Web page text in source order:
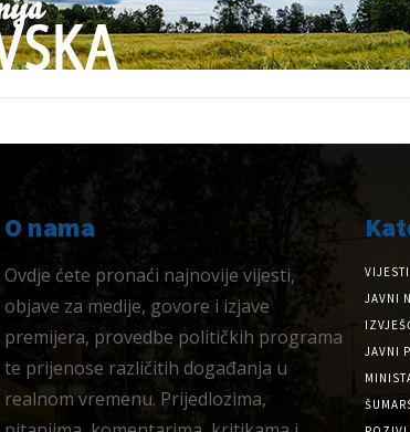
O nama
Ovdje ćete pronaći najnovije vijesti,
objave za medije, govore i izjave
premijera, provedbe političkih programa
te prijenose različitih događanja u
realnom vremenu. Prijedlozima,
VIJESTI
JAVNI
JAVNI